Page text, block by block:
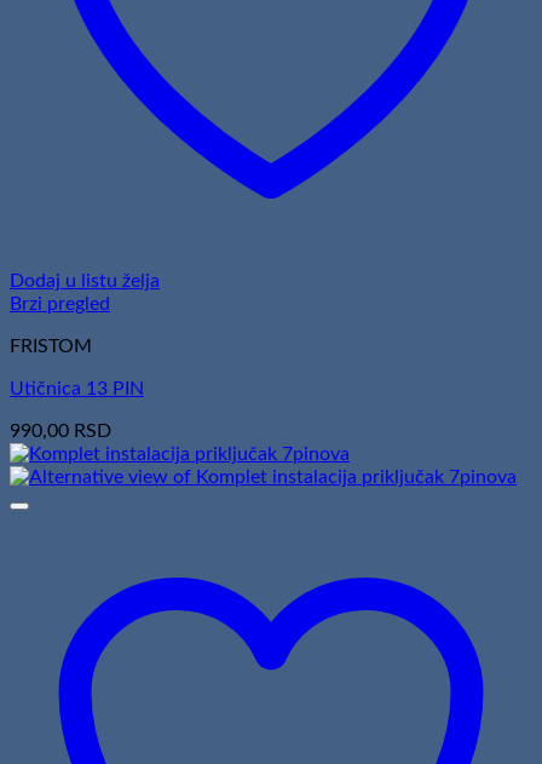
Dodaj u listu želja
Brzi pregled
FRISTOM
Utičnica 13 PIN
990,00 RSD